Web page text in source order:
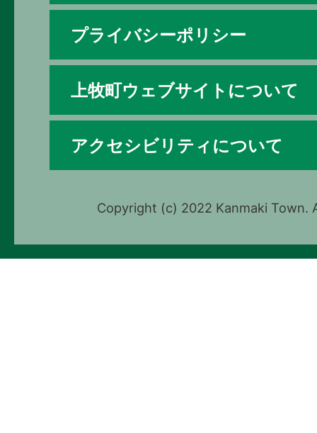
プライバシーポリシー
上牧町ウェブサイトについて
アクセシビリティについて
Copyright (c) 2022 Kanmaki Town.